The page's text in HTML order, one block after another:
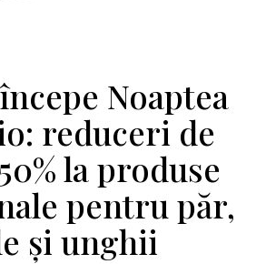
Noaptea
reduceri de
la produse
pentru păr,
și unghii